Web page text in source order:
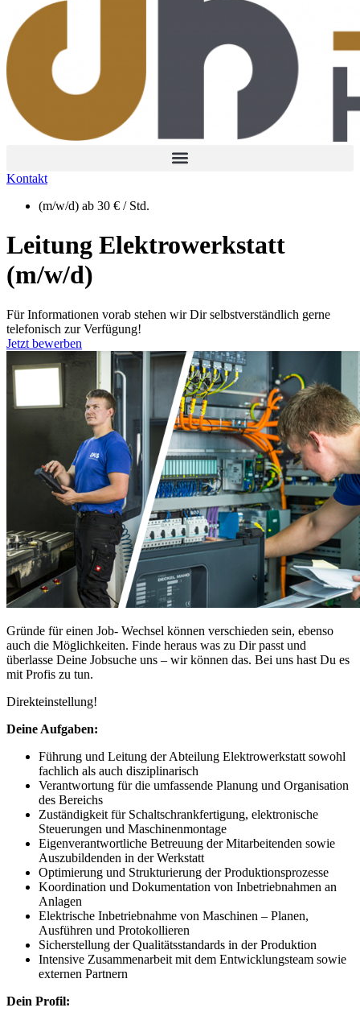
Kontakt
(m/w/d) ab 30 € / Std.
Leitung Elektrowerkstatt
(m/w/d)
Für Informationen vorab stehen wir Dir selbstverständlich gerne
telefonisch zur Verfügung!
Jetzt bewerben
Gründe für einen Job- Wechsel können verschieden sein, ebenso
auch die Möglichkeiten. Finde heraus was zu Dir passt und
überlasse Deine Jobsuche uns – wir können das. Bei uns hast Du es
mit Profis zu tun.
Direkteinstellung!
Deine Aufgaben:
Führung und Leitung der Abteilung Elektrowerkstatt sowohl
fachlich als auch disziplinarisch
Verantwortung für die umfassende Planung und Organisation
des Bereichs
Zuständigkeit für Schaltschrankfertigung, elektronische
Steuerungen und Maschinenmontage
Eigenverantwortliche Betreuung der Mitarbeitenden sowie
Auszubildenden in der Werkstatt
Optimierung und Strukturierung der Produktionsprozesse
Koordination und Dokumentation von Inbetriebnahmen an
Anlagen
Elektrische Inbetriebnahme von Maschinen – Planen,
Ausführen und Protokollieren
Sicherstellung der Qualitätsstandards in der Produktion
Intensive Zusammenarbeit mit dem Entwicklungsteam sowie
externen Partnern
Dein Profil: